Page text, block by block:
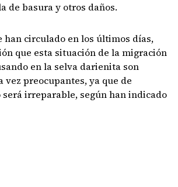
de basura y otros daños.
han circulado en los últimos días,
que esta situación de la migración
en la selva darienita son
vez preocupantes, ya que de
irreparable, según han indicado